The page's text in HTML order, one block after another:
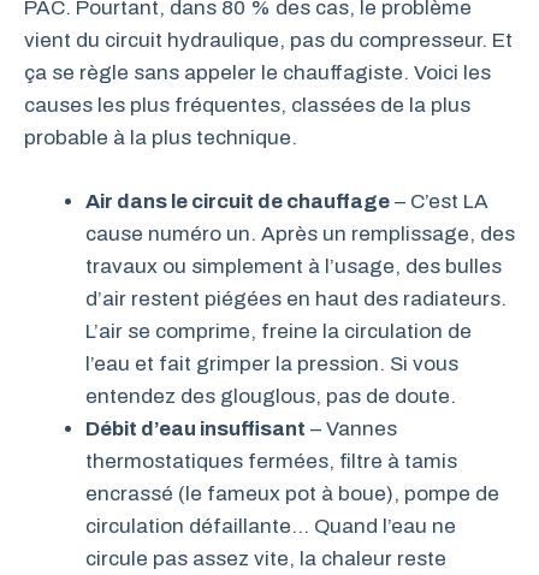
PAC. Pourtant, dans 80 % des cas, le problème
vient du circuit hydraulique, pas du compresseur. Et
ça se règle sans appeler le chauffagiste. Voici les
causes les plus fréquentes, classées de la plus
probable à la plus technique.
Air dans le circuit de chauffage – C’est LA
cause numéro un. Après un remplissage, des
travaux ou simplement à l’usage, des bulles
d’air restent piégées en haut des radiateurs.
L’air se comprime, freine la circulation de
l’eau et fait grimper la pression. Si vous
entendez des glouglous, pas de doute.
Débit d’eau insuffisant – Vannes
thermostatiques fermées, filtre à tamis
encrassé (le fameux pot à boue), pompe de
circulation défaillante… Quand l’eau ne
circule pas assez vite, la chaleur reste